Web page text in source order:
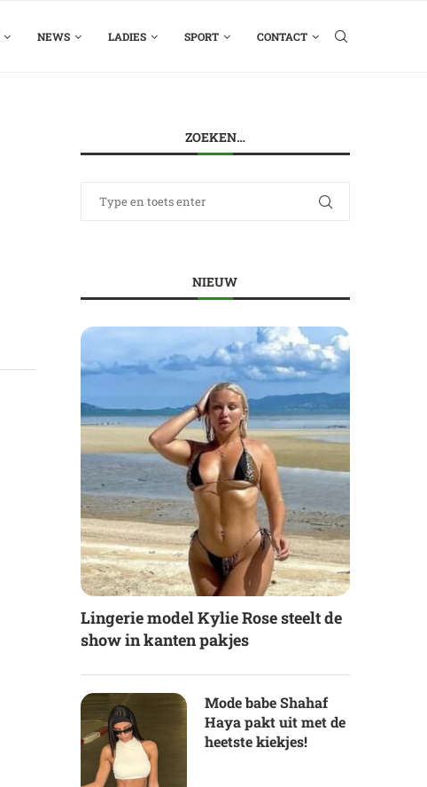
NEWS LADIES SPORT CONTACT
ZOEKEN…
NIEUW
Lingerie model Kylie Rose steelt de
show in kanten pakjes
Mode babe Shahaf
Haya pakt uit met de
heetste kiekjes!